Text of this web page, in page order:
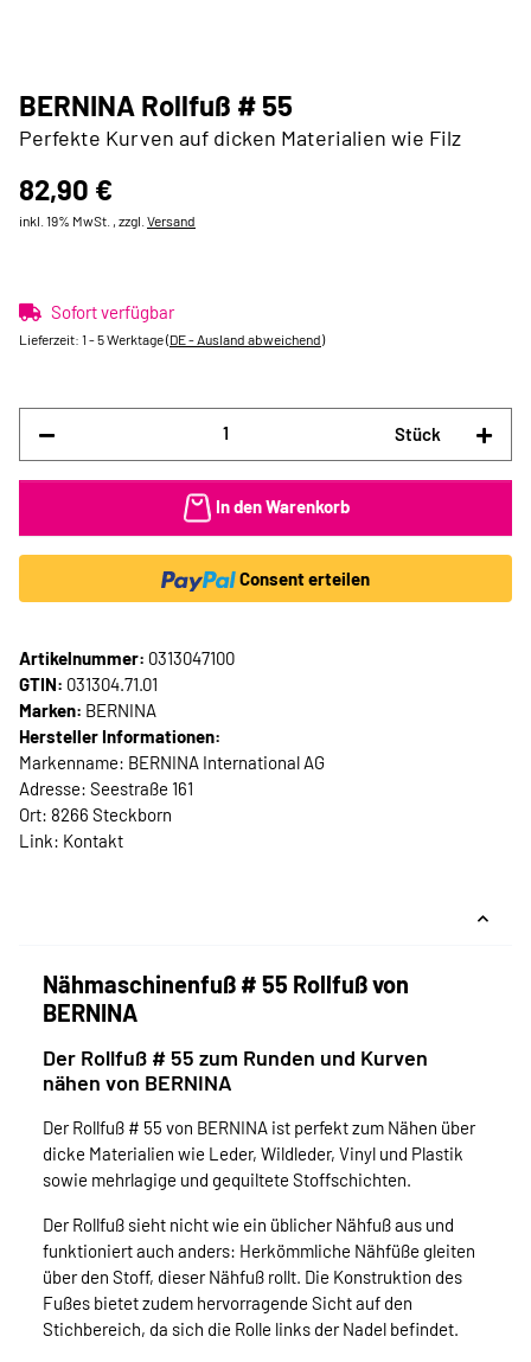
BERNINA Rollfuß # 55
Perfekte Kurven auf dicken Materialien wie Filz
82,90 €
inkl. 19% MwSt. , zzgl. Versand
Sofort verfügbar
Lieferzeit: 1 - 5 Werktage(DE - Ausland abweichend)
Stück
In den Warenkorb
Consent erteilen
Artikelnummer: 0313047100
GTIN: 031304.71.01
Marken: BERNINA
Hersteller Informationen:
Markenname: BERNINA International AG
Adresse: Seestraße 161
Ort: 8266 Steckborn
Link: Kontakt
Nähmaschinenfuß # 55 Rollfuß von
BERNINA
Der Rollfuß # 55 zum Runden und Kurven
nähen von BERNINA
Der Rollfuß # 55 von BERNINA ist perfekt zum Nähen über
dicke Materialien wie Leder, Wildleder, Vinyl und Plastik
sowie mehrlagige und gequiltete Stoffschichten.
Der Rollfuß sieht nicht wie ein üblicher Nähfuß aus und
funktioniert auch anders: Herkömmliche Nähfüße gleiten
über den Stoff, dieser Nähfuß rollt. Die Konstruktion des
Fußes bietet zudem hervorragende Sicht auf den
Stichbereich, da sich die Rolle links der Nadel befindet.